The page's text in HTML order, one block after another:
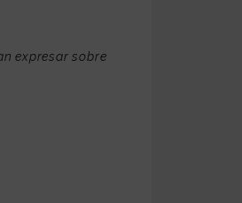
expresar sobre